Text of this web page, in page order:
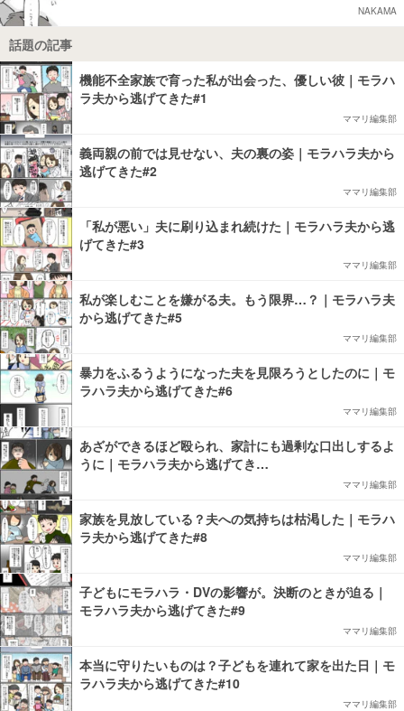
NAKAMA
話題の記事
機能不全家族で育った私が出会った、優しい彼｜モラハ
ラ夫から逃げてきた#1
ママリ編集部
義両親の前では見せない、夫の裏の姿｜モラハラ夫から
逃げてきた#2
ママリ編集部
「私が悪い」夫に刷り込まれ続けた｜モラハラ夫から逃
げてきた#3
ママリ編集部
私が楽しむことを嫌がる夫。もう限界…？｜モラハラ夫
から逃げてきた#5
ママリ編集部
暴力をふるうようになった夫を見限ろうとしたのに｜モ
ラハラ夫から逃げてきた#6
ママリ編集部
あざができるほど殴られ、家計にも過剰な口出しするよ
うに｜モラハラ夫から逃げてき…
ママリ編集部
家族を見放している？夫への気持ちは枯渇した｜モラハ
ラ夫から逃げてきた#8
ママリ編集部
子どもにモラハラ・DVの影響が。決断のときが迫る｜
モラハラ夫から逃げてきた#9
ママリ編集部
本当に守りたいものは？子どもを連れて家を出た日｜モ
ラハラ夫から逃げてきた#10
ママリ編集部